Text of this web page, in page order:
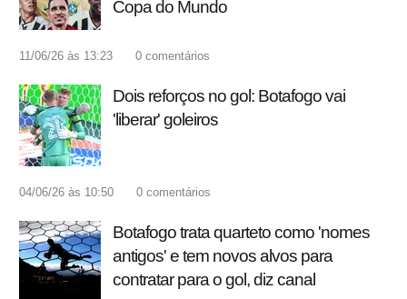
Copa do Mundo
11/06/26 às 13:23 0 comentários
Dois reforços no gol: Botafogo vai
'liberar' goleiros
04/06/26 às 10:50 0 comentários
Botafogo trata quarteto como 'nomes
antigos' e tem novos alvos para
contratar para o gol, diz canal